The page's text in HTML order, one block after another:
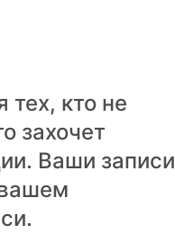
кто не
захочет
Ваши записи